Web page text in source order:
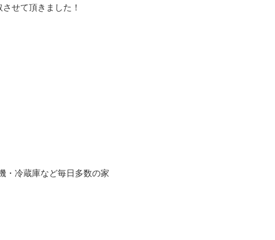
させて頂きました！
・冷蔵庫など毎日多数の家